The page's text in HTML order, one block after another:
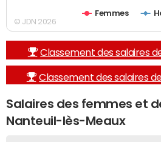
Femmes
© JDN 2026
Classement des salaires
Classement des salaires
Salaires des femmes et
Nanteuil-lès-Meaux